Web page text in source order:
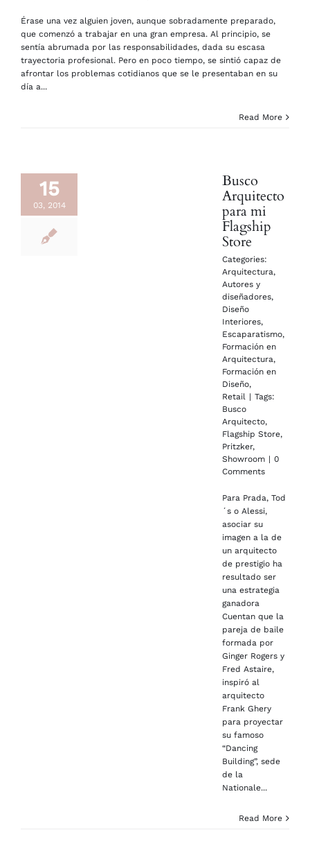
Érase una vez alguien joven, aunque sobradamente preparado,
que comenzó a trabajar en una gran empresa. Al principio, se
sentía abrumada por las responsabilidades, dada su escasa
trayectoria profesional. Pero en poco tiempo, se sintió capaz de
afrontar los problemas cotidianos que se le presentaban en su
día a...
Read More
15
03, 2014
Busco
Arquitecto
para mi
Flagship
Store
Categories:
Arquitectura,
Autores y
diseñadores,
Diseño
Interiores,
Escaparatismo,
Formación en
Arquitectura,
Formación en
Diseño,
Retail | Tags:
Busco
Arquitecto,
Flagship Store,
Pritzker,
Showroom | 0
Comments
Para Prada, Tod
´s o Alessi,
asociar su
imagen a la de
un arquitecto
de prestigio ha
resultado ser
una estrategia
ganadora
Cuentan que la
pareja de baile
formada por
Ginger Rogers y
Fred Astaire,
inspiró al
arquitecto
Frank Ghery
para proyectar
su famoso
“Dancing
Building”, sede
de la
Nationale...
Read More